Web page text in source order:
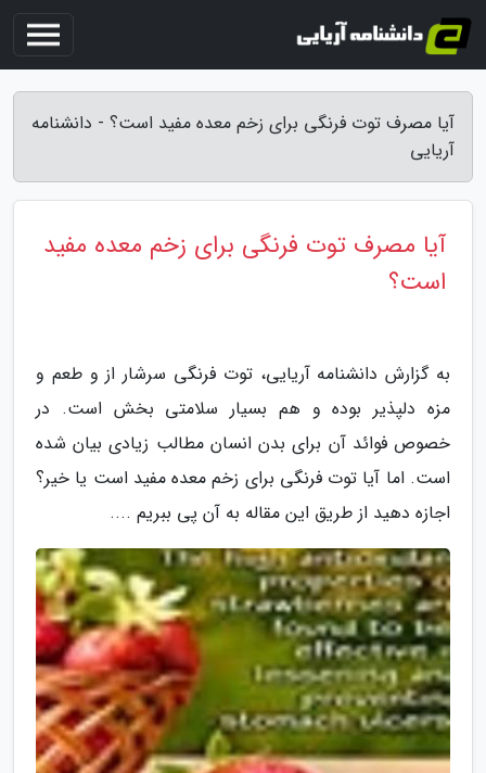
آیا مصرف توت فرنگی برای زخم معده مفید است؟ - دانشنامه
آریایی
آیا مصرف توت فرنگی برای زخم معده مفید
است؟
به گزارش دانشنامه آریایی، توت فرنگی سرشار از و طعم و
مزه دلپذیر بوده و هم بسیار سلامتی بخش است. در
خصوص فوائد آن برای بدن انسان مطالب زیادی بیان شده
است. اما آیا توت فرنگی برای زخم معده مفید است یا خیر؟
اجازه دهید از طریق این مقاله به آن پی ببریم ....